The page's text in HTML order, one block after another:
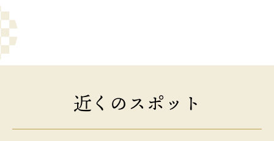
近くのスポット